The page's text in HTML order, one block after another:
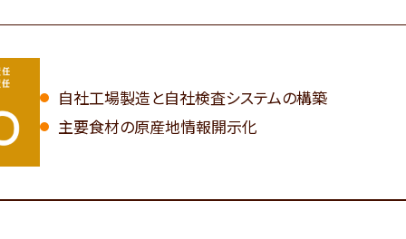
自社工場製造と自社検査システムの構築
主要食材の原産地情報開示化